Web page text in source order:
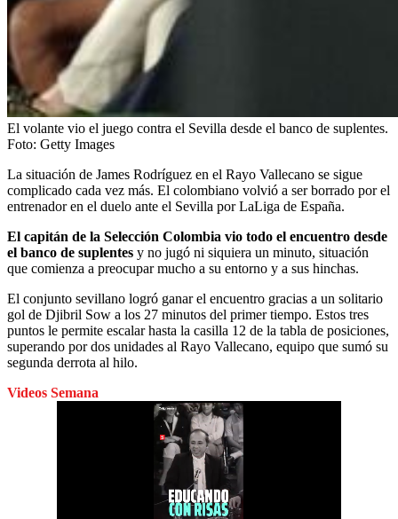
El volante vio el juego contra el Sevilla desde el banco de suplentes.
Foto: Getty Images
La situación de James Rodríguez en el Rayo Vallecano se sigue
complicado cada vez más. El colombiano volvió a ser borrado por el
entrenador en el duelo ante el Sevilla por LaLiga de España.
El capitán de la Selección Colombia vio todo el encuentro desde
el banco de suplentes y no jugó ni siquiera un minuto, situación
que comienza a preocupar mucho a su entorno y a sus hinchas.
El conjunto sevillano logró ganar el encuentro gracias a un solitario
gol de Djibril Sow a los 27 minutos del primer tiempo. Estos tres
puntos le permite escalar hasta la casilla 12 de la tabla de posiciones,
superando por dos unidades al Rayo Vallecano, equipo que sumó su
segunda derrota al hilo.
Videos Semana